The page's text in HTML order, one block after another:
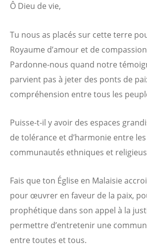
Ô Dieu de vie,
Tu nous as placés sur cette terre
Royaume d’amour et de
Pardonne-nous quand notre
parvient pas à jeter des ponts de
compréhension entre tous les
Puisse-t-il y avoir des espaces
de tolérance et d’harmonie entre
communautés ethniques et
Fais que ton Église en Malaisie
pour œuvrer en faveur de la paix,
prophétique dans son appel à la
permettre d’entretenir une
entre toutes et tous.